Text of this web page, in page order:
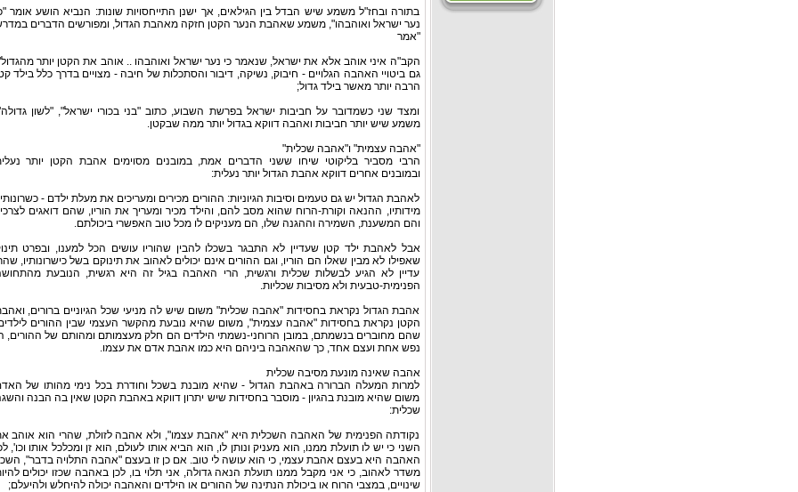
בתורה ובחז"ל משמע שיש הבדל בין הגילאים, אך ישנן התייחסויות שונות: הנביא הושע אומר
נער ישראל ואוהבהו", משמע שאהבת הנער הקטן חזקה מאהבת הגדול, ומפורשים הדברים
"אמר
הקב"ה איני אוהב אלא את ישראל, שנאמר כי נער ישראל ואוהבהו .. אוהב את הקטן יותר
גם ביטויי האהבה הגלויים - חיבוק, נשיקה, דיבור והסתכלות של חיבה - מצויים בדרך כלל בילד
הרבה יותר מאשר בילד גדול;
ומצד שני כשמדובר על חביבות ישראל בפרשת השבוע, כתוב "בני בכורי ישראל", "לשון
משמע שיש יותר חביבות ואהבה דווקא בגדול יותר ממה שבקטן.
"אהבה עצמית" ו"אהבה שכלית"
הרבי מסביר בליקוטי שיחו ששני הדברים אמת, במובנים מסוימים אהבת הקטן יותר
ובמובנים אחרים דווקא אהבת הגדול יותר נעלית:
לאהבת הגדול יש גם טעמים וסיבות הגיוניות: ההורים מכירים ומעריכים את מעלת ילדם -
מידותיו, ההנאה וקורת-הרוח שהוא מסב להם, והילד מכיר ומעריך את הוריו, שהם דואגים
והם המשענת, השמירה וההגנה שלו, הם מעניקים לו מכל טוב האפשרי ביכולתם.
אבל לאהבת ילד קטן שעדיין לא התבגר בשכלו להבין שהוריו עושים הכל למענו, ובפרט
שאפילו לא מבין שאלו הם הוריו, וגם ההורים אינם יכולים לאהוב את תינוקם בשל כישרונותיו,
עדיין לא הגיע לבשלות שכלית ורגשית, הרי האהבה בגיל זה היא רגשית, הנובעת
הפנימית-טבעית ולא מסיבות שכליות.
אהבת הגדול נקראת בחסידות "אהבה שכלית" משום שיש לה מניעי שכל הגיוניים ברורים,
הקטן נקראת בחסידות "אהבה עצמית", משום שהיא נובעת מהקשר העצמי שבין ההורים
שהם מחוברים בנשמתם, במובן הרוחני-נשמתי הילדים הם חלק מעצמותם ומהותם של ההורים,
נפש אחת ועצם אחד, כך שהאהבה ביניהם היא כמו אהבת אדם את עצמו.
אהבה שאינה מונעת מסיבה שכלית
למרות המעלה הברורה באהבת הגדול - שהיא מובנת בשכל וחודרת בכל נימי מהותו של
משום שהיא מובנת בהגיון - מוסבר בחסידות שיש יתרון דווקא באהבת הקטן שאין בה הבנה
שכלית:
נקודתה הפנימית של האהבה השכלית היא "אהבת עצמו", ולא אהבה לזולת, שהרי הוא אוהב
השני כי יש לו תועלת ממנו, הוא מעניק ונותן לו, הוא הביא אותו לעולם, הוא זן ומכלכל אותו וכו',
האהבה היא בעצם אהבת עצמי, כי הוא עושה לי טוב. אם כן זו בעצם "אהבה התלויה בדבר",
משדר לאהוב, כי אני מקבל ממנו תועלת הנאה גדולה, אני תלוי בו, לכן באהבה שכזו יכולים
שינויים, במצבי הרוח או ביכולת הנתינה של ההורים או הילדים והאהבה יכולה להיחלש ולהיעלם;